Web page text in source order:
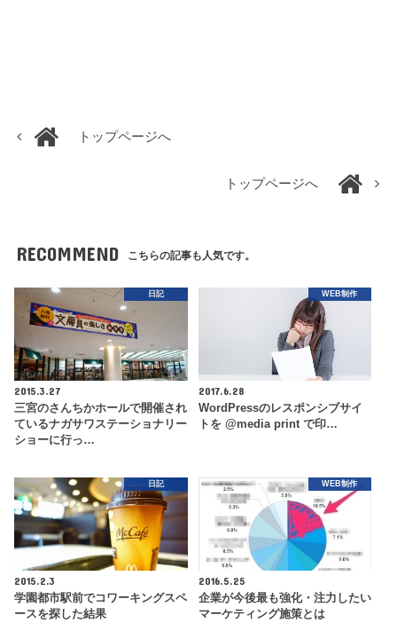
トップページへ
トップページへ
RECOMMEND こちらの記事も人気です。
日記
2015.3.27
三宮のさんちかホールで開催され
ているナガサワステーショナリー
ショーに行っ…
WEB制作
2017.6.28
WordPressのレスポンシブサイ
トを @media print で印…
日記
2015.2.3
学園都市駅前でコワーキングスペ
ースを探した結果
WEB制作
2016.5.25
企業が今後最も強化・注力したい
マーケティング施策とは